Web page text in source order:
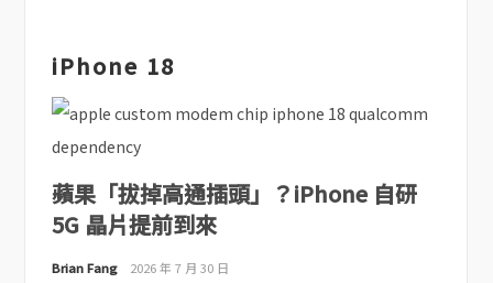
iPhone 18
蘋果「拔掉高通插頭」？iPhone 自研
5G 晶片提前到來
Brian Fang 2026 年 7 月 30 日